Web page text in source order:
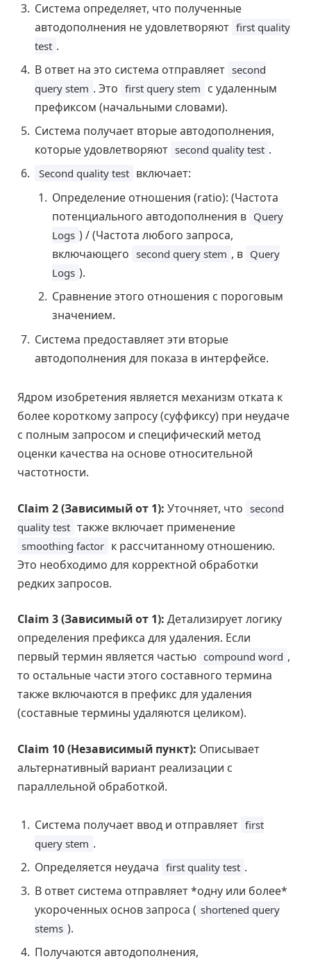
Система определяет, что полученные
автодополнения не удовлетворяют first quality
test .
В ответ на это система отправляет second
query stem . Это first query stem с удаленным
префиксом (начальными словами).
Система получает вторые автодополнения,
которые удовлетворяют second quality test .
Second quality test включает:
Определение отношения (ratio): (Частота
потенциального автодополнения в Query
Logs ) / (Частота любого запроса,
включающего second query stem , в Query
Logs ).
Сравнение этого отношения с пороговым
значением.
Система предоставляет эти вторые
автодополнения для показа в интерфейсе.
Ядром изобретения является механизм отката к
более короткому запросу (суффиксу) при неудаче
с полным запросом и специфический метод
оценки качества на основе относительной
частотности.
Claim 2 (Зависимый от 1): Уточняет, что second
quality test также включает применение
smoothing factor к рассчитанному отношению.
Это необходимо для корректной обработки
редких запросов.
Claim 3 (Зависимый от 1): Детализирует логику
определения префикса для удаления. Если
первый термин является частью compound word ,
то остальные части этого составного термина
также включаются в префикс для удаления
(составные термины удаляются целиком).
Claim 10 (Независимый пункт): Описывает
альтернативный вариант реализации с
параллельной обработкой.
Система получает ввод и отправляет first
query stem .
Определяется неудача first quality test .
В ответ система отправляет *одну или более*
укороченных основ запроса ( shortened query
stems ).
Получаются автодополнения,